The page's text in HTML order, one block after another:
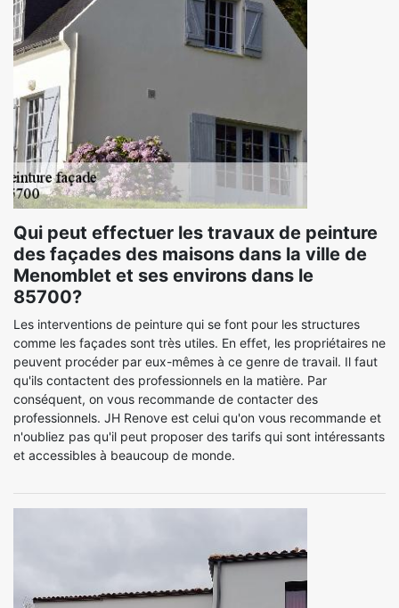
Qui peut effectuer les travaux de peinture
des façades des maisons dans la ville de
Menomblet et ses environs dans le
85700?
Les interventions de peinture qui se font pour les structures
comme les façades sont très utiles. En effet, les propriétaires ne
peuvent procéder par eux-mêmes à ce genre de travail. Il faut
qu'ils contactent des professionnels en la matière. Par
conséquent, on vous recommande de contacter des
professionnels. JH Renove est celui qu'on vous recommande et
n'oubliez pas qu'il peut proposer des tarifs qui sont intéressants
et accessibles à beaucoup de monde.